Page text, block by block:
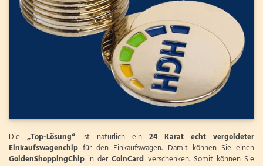
Die „Top-Lösung“ ist natürlich ein 24 Karat echt vergoldeter
Einkaufswagenchip für den Einkaufswagen. Damit können Sie einen
GoldenShoppingChip in derCoinCard verschenken. Somit können Sie